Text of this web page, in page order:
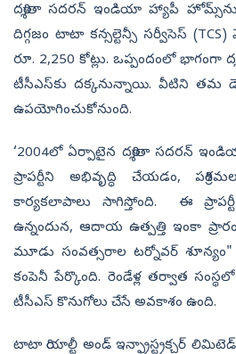
దర్శితా సదరన్‌ ఇండియా హ్యాపీ హోమ్స్‌ను
దిగ్గజం టాటా కన్సల్టెన్సీ సర్వీసెస్‌
రూ. 2,250 కోట్లు. ఒప్పందంలో భాగంగా
టీసీఎస్‌కు దక్కనున్నాయి. వీటిని తమ
ఉపయోగించుకోనుంది.
‘2004లో ఏర్పాటైన దర్శితా సదరన్‌
ప్రాపర్టీని అభివృద్ధి చేయడం,
కార్యకలాపాలు సాగిస్తోంది. ఈ
ఉన్నందున, ఆదాయ ఉత్పత్తి ఇంకా
మూడు సంవత్సరాల టర్నోవర్
కంపెనీ పేర్కొంది. రెండేళ్ల తర్వాత
టీసీఎస్ కొనుగోలు చేసే అవకాశం ఉంది.
టాటా రియాల్టీ అండ్ ఇన్ఫ్రాస్ట్రక్చర్